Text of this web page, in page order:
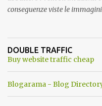
conseguenze viste le
ancora una fantasia Nato o
una guerra mondiale che
DOUBLE TRAFFIC
Buy website traffic cheap
Blogarama - Blog